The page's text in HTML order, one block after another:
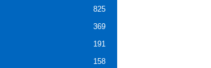
825
369
191
158